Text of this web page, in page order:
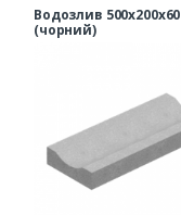
Водозлив 500х200х60
(чорний)